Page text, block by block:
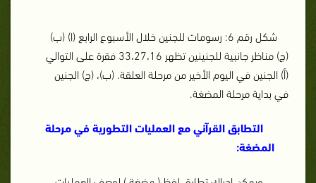
شكل رقم 6: رسومات للجنين خلال الأسبوع الرابع (ا) (ب)
(ج) مناظر جانبية للجنينين تظهر 33،27،16 فقرة على التوالي
(أ) الجنين في اليوم الأخير من مرحلة العلقة. (ب)، (ج) الجنين
في بداية مرحلة المضغة.
التطابق القرآني مع العمليات التطورية في مرحلة
المضغة: